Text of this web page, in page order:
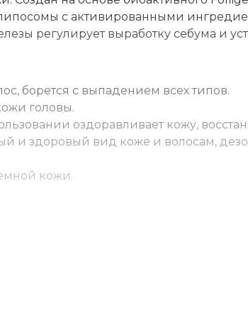
с активированными
регулирует выработку себума и
борется с выпадением всех типов.
головы.
оздоравливает кожу,
и здоровый вид коже и волосам,
кожи.
повторить. Подходит для